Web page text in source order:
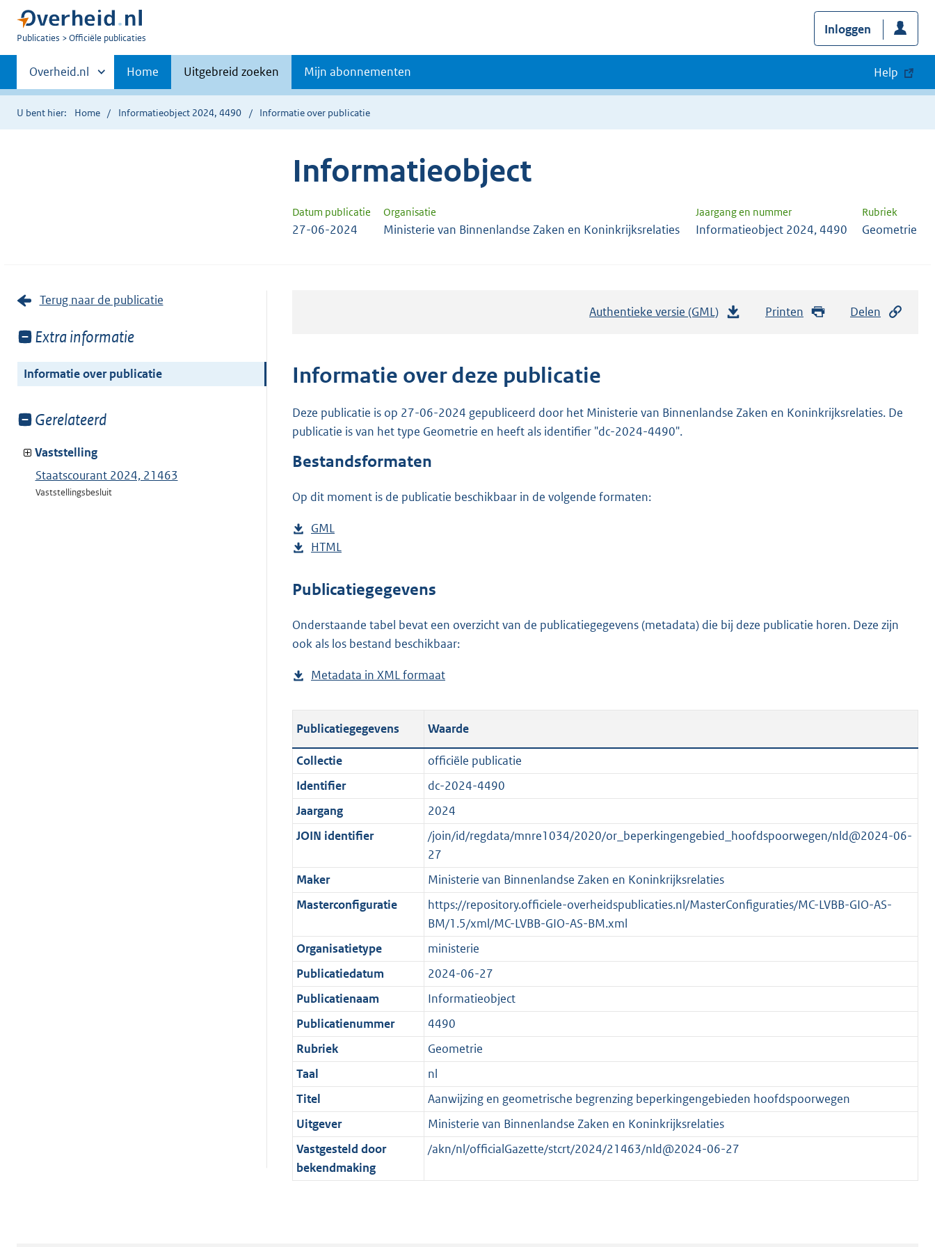
U
Publicaties Officiële publicaties
Inloggen
Primaire
navigatie
Andere
sites
binnen
Overheid.nl Home Uitgebreid zoeken Mijn abonnementen Help
U bent hier: Home Informatieobject 2024, 4490 Informatie over publicatie
Informatieobject
Datum publicatie Organisatie Jaargang en nummer Rubriek
27-06-2024 Ministerie van Binnenlandse Zaken en Koninkrijksrelaties Informatieobject 2024, 4490 Geometrie
Terug naar de publicatie
Toon
van:
Extra informatie
Informatie over publicatie
Toon
van:
Gerelateerd
Vaststelling
Staatscourant 2024, 21463
Vaststellingsbesluit
Authentieke versie (GML)
n
Printen Delen
Informatie over deze publicatie
Deze publicatie is op 27-06-2024 gepubliceerd door het Ministerie van Binnenlandse Zaken en Koninkrijksrelaties. De
publicatie is van het type Geometrie en heeft als identifier "dc-2024-4490".
Bestandsformaten
Op dit moment is de publicatie beschikbaar in de volgende formaten:
D
o
n
o
a
p
l
i
c
a
t
i
i
n
f
r
m
a
a
t
GML
e
t
n
d
g
o
t
t
e
:
5
1
b
D
w
l
o
d
b
l
i
c
a
t
e
i
n
o
r
m
a
a
t
HTML
s
a
n
s
o
o
t
t
e
:
n
e
e
n
d
Publicatiegegevens
Onderstaande tabel bevat een overzicht van de publicatiegegevens (metadata) die bij deze publicatie horen. Deze zijn
ook als los bestand beschikbaar:
Metadata in XML formaat
s
t
a
n
d
s
g
r
o
t
t
e
:
2
K
b
Publicatiegegevens Waarde
Collectie
officiële publicatie
Identifier
dc-2024-4490
Jaargang
2024
JOIN identifier
/join/id/regdata/mnre1034/2020/or_beperkingengebied_hoofdspoorwegen/nld@2024-06-
27
Maker
Ministerie van Binnenlandse Zaken en Koninkrijksrelaties
Masterconfiguratie
https://repository.officiele-overheidspublicaties.nl/MasterConfiguraties/MC-LVBB-GIO-AS-
BM/1.5/xml/MC-LVBB-GIO-AS-BM.xml
Organisatietype
ministerie
Publicatiedatum
2024-06-27
Publicatienaam
Informatieobject
Publicatienummer
4490
Rubriek
Geometrie
Taal
nl
Titel
Aanwijzing en geometrische begrenzing beperkingengebieden hoofdspoorwegen
Uitgever
Ministerie van Binnenlandse Zaken en Koninkrijksrelaties
Vastgesteld door
bekendmaking
/akn/nl/officialGazette/stcrt/2024/21463/nld@2024-06-27